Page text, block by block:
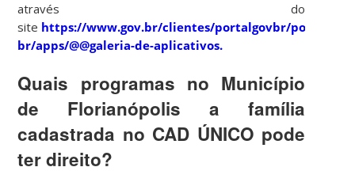
através do
site https://www.gov.br/clientes/portalgovbr/
br/apps/@@galeria-de-aplicativos.
Quais programas no Município
de Florianópolis a família
cadastrada no CAD ÚNICO pode
ter direito?